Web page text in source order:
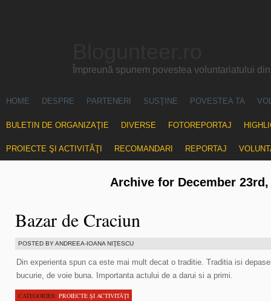
Împreună spunem povestea voluntariatului
HOME DESPRE PARTENERI SUSŢINE POVESTEA TA
BULETIN DE ORGANIZAŢIE DIVERSE FOTOREPORTAJ
PROIECTE ŞI ACTIVITĂŢI RECOMANDARI REPORTAJ
Archive for December 23rd,
Bazar de Craciun
POSTED BY ANDREEA-IOANA NIŢESCU
Din experienta spun ca este mai mult decat o traditie. Traditia isi
bucurie, de voie buna. Importanta actului de a darui si a primi.
CATEGORIES: PROIECTE ŞI ACTIVITĂŢI